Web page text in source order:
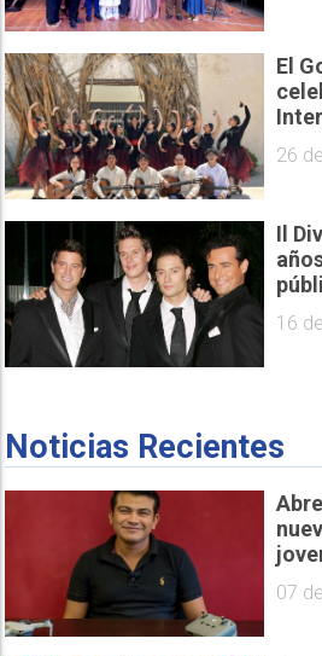
El
26
Il
16
Noticias Recientes
07